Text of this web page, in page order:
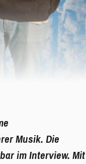
Musik. Die
im Interview. Mit